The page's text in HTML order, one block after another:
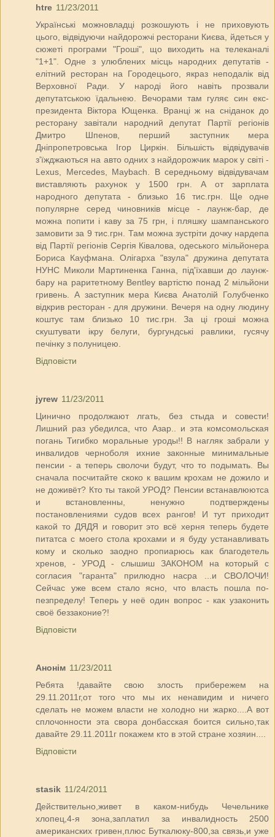
htre 11/23/2011
Українські можновладці розкошують і не приховують
цього, відвідуючи найдорожчі ресторани Києва, йдеться у
сюжеті програми "Гроші", що виходить на телеканалі
"1+1". Одне з улюблених місць народних депутатів -
елітний ресторан на Городецього, якраз неподалік від
Верховної Ради. У народі його навіть прозвали
депутатською їдальнею. Вечорами там гуляє син екс-
президента Віктора Ющенка. Вранці ж на сніданок до
ресторану завітали народний депутат Партії регіонів
Дмитро Шпенов, перший заступник мера
Дніпропетровська Ігор Циркін. Більшість відвідувачів
з'їжджаються на авто одних з найдорожчик марок у світі -
Lexus, Mercedes, Maybach. В середньому відвідувачам
виставляють рахунок у 1500 грн. А от зарплата
народного депутата - близько 16 тис.грн. Ще одне
популярне серед чиновників місце - лаунж-бар, де
можна попити і каву за 75 грн, і пляшку шампанського
замовити за 9 тис.грн. Там можна зустріти дочку нардепа
від Партії регіонів Сергія Ківалова, одеського мільйонера
Бориса Кауфмана. Олігарха "взула" дружина депутата
НУНС Миколи Мартиненка Ганна, під'їхавши до лаунж-
бару на раритетному Bentley вартістю понад 2 мільйони
гривень. А заступник мера Києва Анатолій Голубченко
відкрив ресторан - для дружини. Вечеря на одну людину
коштує там близько 10 тис.грн. За ці гроші можна
скуштувати ікру белуги, бургундські равлики, гусячу
печінку з полуницею.
Відповісти
jyrew 11/23/2011
Цинично продолжают лгать, без стыда и совести!
Лишний раз убедилса, что Азар.. и эта комсомольская
погань Тигибко моральные уроды!! В нагляк забрали у
инвалидов черноболя ихние законные минимальные
пенсии - а теперь сволочи будут, что то подымать. Вы
сначала посчитайте скоко к вашим крохам не дожило и
не доживёт? Кто ты такой УРОД? Пенсии встанавлюютса
и встановленны, ненужно подтверждены
постановлениями судов всех рангов! И тут приходит
какой то ДЯДЯ и говорит это всё херня теперь будете
питатса с моего стола крохами и я буду устанавливать
кому и сколько заодно пропиарюсь как благодетель
хренов, - УРОД - слышиш ЗАКОНОМ на который с
согласия "гаранта" прилюдно насра ...и СВОЛОЧИ!
Сейчас уже всем стало ясно, что власть пошла по-
пезпределу! Теперь у неё один вопрос - как узаконить
своё беззаконие?!
Відповісти
Анонім 11/23/2011
Ребята !давайте свою злость прибережем на
29.11.2011г,от того что мы их ненавидим и ничего
сделать не можем власти не холодно ни жарко....А вот
сплочонности эта свора донбасская боится сильно,так
давайте 29.11.2011г покажем кто в этой стране хозяин....
Відповісти
stasik 11/24/2011
Действительно,живет в каком-нибудь Чечельнике
хлопец,4-я зона,заплатил за инвалидность 2500
американских гривен,плюс Буткалюку-800,за связь,и уже